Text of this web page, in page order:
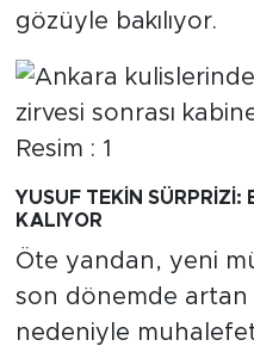
gözüyle bakılıyor.
YUSUF TEKİN SÜRPRİZİ:
KALIYOR
Öte yandan, yeni
son dönemde
nedeniyle